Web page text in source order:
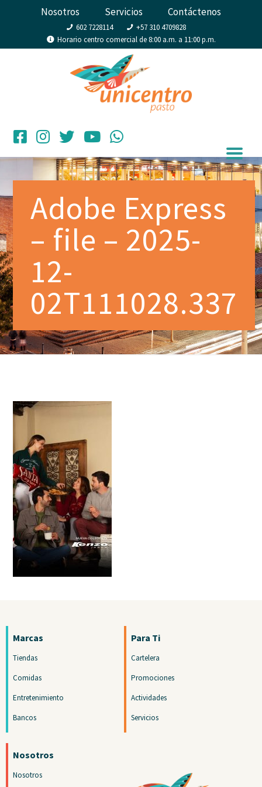
Nosotros Servicios Contáctenos
602 7228114
+57 310 4709828
Horario centro comercial de 8:00 a.m. a 11:00 p.m.
Adobe Express
– file – 2025-
12-
02T111028.337
Marcas
Tiendas
Comidas
Entretenimiento
Bancos
Para Ti
Cartelera
Promociones
Actividades
Servicios
Nosotros
Nosotros